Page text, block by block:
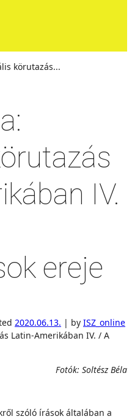
körutazás...
IV.
ereje
2020.06.13. | by ISZ_online
Fotók: Soltész Béla
szóló írások általában a